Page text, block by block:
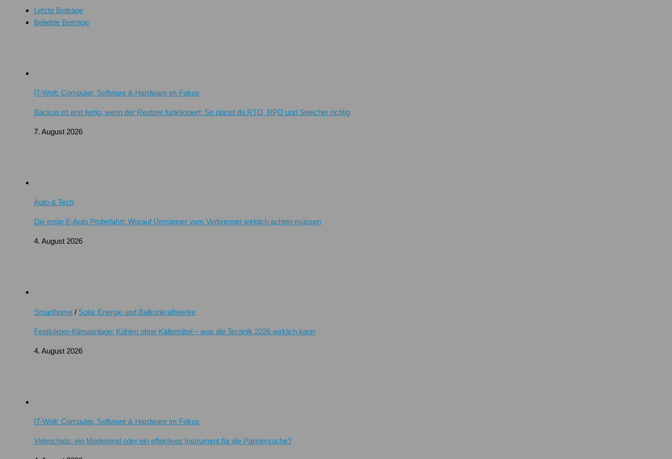
Letzte Beiträge
Beliebte Beiträge
IT-Welt: Computer, Software & Hardware im Fokus
Backup ist erst fertig, wenn der Restore funktioniert: So planst du RTO, RPO und Speicher richtig
7. August 2026
Auto & Tech
Die erste E-Auto Probefahrt: Worauf Umsteiger vom Verbrenner wirklich achten müssen
4. August 2026
Smarthome / Solar Energie und Balkonkraftwerke
Festkörper-Klimaanlage: Kühlen ohne Kältemittel – was die Technik 2026 wirklich kann
4. August 2026
IT-Welt: Computer, Software & Hardware im Fokus
Videochats: ein Modetrend oder ein effektives Instrument für die Partnersuche?